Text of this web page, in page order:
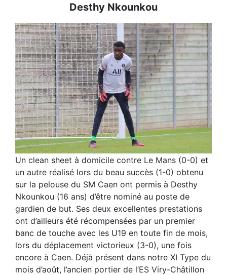
Desthy Nkounkou
Un clean sheet à domicile contre Le Mans (0-0) et
un autre réalisé lors du beau succès (1-0) obtenu
sur la pelouse du SM Caen ont permis à Desthy
Nkounkou (16 ans) d’être nominé au poste de
gardien de but. Ses deux excellentes prestations
ont d’ailleurs été récompensées par un premier
banc de touche avec les U19 en toute fin de mois,
lors du déplacement victorieux (3-0), une fois
encore à Caen. Déjà présent dans notre XI Type du
mois d’août, l’ancien portier de l’ES Viry-Châtillon